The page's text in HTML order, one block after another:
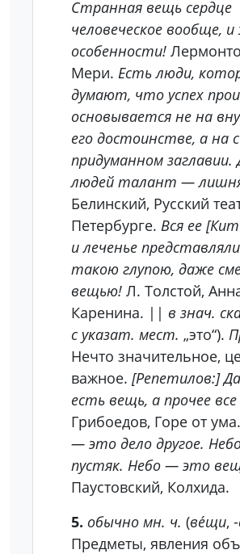
Странная вещь сердце
человеческое вообще,
особенности!
Мери. Есть люди,
думают, что успех
основывается не на
его достоинстве, а на
придуманном заглавии.
людей талант —
Белинский, Русский
Петербурге. Вся ее
и леченье
такою глупою, даже
вещью! Л. Толстой,
Каренина. || в знач.
с указат. мест. „это“).
Нечто значительное,
важное. [Репетилов:]
есть вещь, а прочее все
Грибоедов, Горе от
— это дело другое.
пустяк. Небо — это
Паустовский, Колхида.
5. обычно мн. ч. (ве́щи, -
Предметы, явления